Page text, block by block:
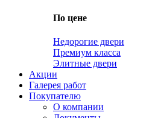
По цене
Недорогие двери
Премиум класса
Элитные двери
Акции
Галерея работ
Покупателю
О компании